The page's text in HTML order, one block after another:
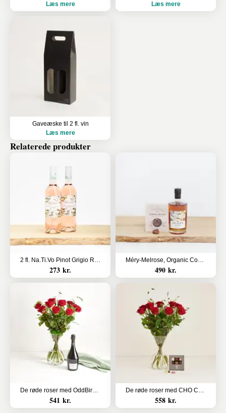
Læs mere
Læs mere
Gaveæske til 2 fl. vin
Læs mere
Relaterede produkter
2 fl. Na.Ti.Vo Pinot Grigio Rosé Organic, Sicilien, Italy
273 kr.
Méry-Melrose, Organic Cognac med choko rocks
490 kr.
De røde roser med OddBird Spumante, alkoholfri
541 kr.
De røde roser med CHO CHO 9 stk.
558 kr.